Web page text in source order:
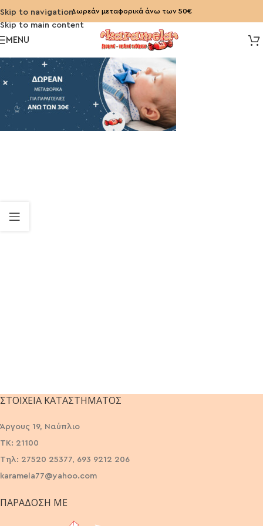
Skip to navigation
Skip to main content
Δωρεάν μεταφορικά άνω των 50€
MENU
ΣΤΟΙΧΕΊΑ ΚΑΤΑΣΤΉΜΑΤΟΣ
Άργους 19, Ναύπλιο
ΤΚ: 21100
Τηλ: 27520 25377, 693 9212 206
karamela77@yahoo.com
ΠΑΡΆΔΟΣΗ ΜΕ